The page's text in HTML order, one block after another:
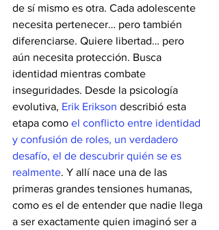
de sí mismo es otra. Cada adolescente
necesita pertenecer… pero también
diferenciarse. Quiere libertad… pero
aún necesita protección. Busca
identidad mientras combate
inseguridades. Desde la psicología
evolutiva, Erik Erikson describió esta
etapa como el conflicto entre identidad
y confusión de roles, un verdadero
desafío, el de descubrir quién se es
realmente. Y allí nace una de las
primeras grandes tensiones humanas,
como es el de entender que nadie llega
a ser exactamente quien imaginó ser a